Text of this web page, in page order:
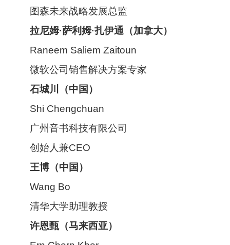
图森未来战略发展总监
拉尼姆·萨利姆·扎伊通（加拿大）
Raneem Saliem Zaitoun
微软公司销售解决方案专家
石城川
（中国）
Shi Chengchuan
广州音书科技有限公司
创始人兼CEO
王博（中国）
Wang Bo
清华大学助理教授
许恩甄（马来西亚）